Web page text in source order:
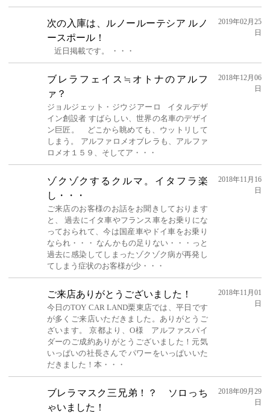
次の入庫は、ルノールーテシア ルノ
ースポール！
近日掲載です。 ・・・
2019年02月25
日
ブレラフェイス≒オトナのアルフ
ァ？
ジョルジェット・ジウジアーロ イタルデザ
イン創設者 すばらしい、世界の名車のデザイ
ン巨匠。 どこから眺めても、ウットリして
しまう。 アルファロメオブレラも、アルファ
ロメオ１５９、そしてア・・・
2018年12月06
日
ゾクゾクするクルマ。イタフラ楽
し・・・
ご来店のお客様のお話をお聞きしております
と、 過去にイタ車やフランス車をお乗りにな
っておられて、今は国産車やドイ車をお乗り
なられ・・・ なんかもの足りない・・・っと
過去に感染してしまったゾクゾク病が再発し
てしまう症状のお客様が少・・・
2018年11月16
日
ご来店ありがとうございました！
今日のTOY CAR LAND栗東店では、平日です
が多くご来店いただきました。ありがとうご
ざいます。 京都より、O様 アルファスパイ
ダーのご成約ありがとうございました！元気
いっぱいの社長さんで パワーをいっぱいいた
だきました！本・・・
2018年11月01
日
ブレラマスク三兄弟！？ ソロっち
ゃいました！
2018年09月29
日